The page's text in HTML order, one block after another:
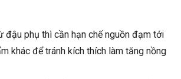
đậu phụ thì cần hạn chế nguồn đạm tới
khác để tránh kích thích làm tăng nồng